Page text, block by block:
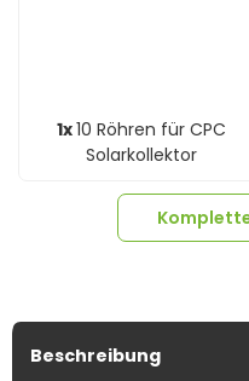
1x10 Röhren für CPC
Solarkollektor
Beschreibung